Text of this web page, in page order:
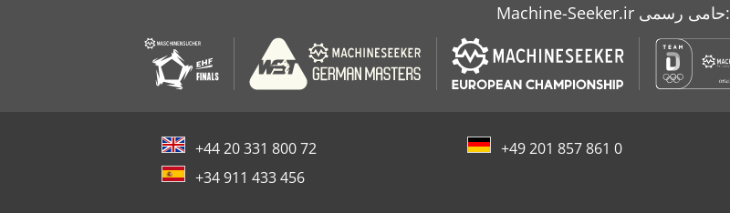
Machine-Seeker.ir حامی رسمی:
+44 20 331 800 72 +49 201 857 861 0
+34 911 433 456